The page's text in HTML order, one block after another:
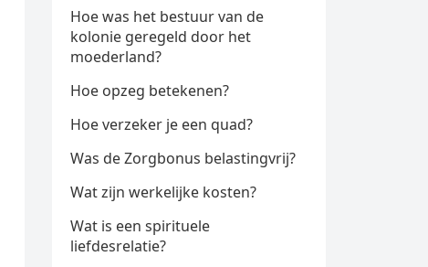
Hoe was het bestuur van de
kolonie geregeld door het
moederland?
Hoe opzeg betekenen?
Hoe verzeker je een quad?
Was de Zorgbonus belastingvrij?
Wat zijn werkelijke kosten?
Wat is een spirituele
liefdesrelatie?